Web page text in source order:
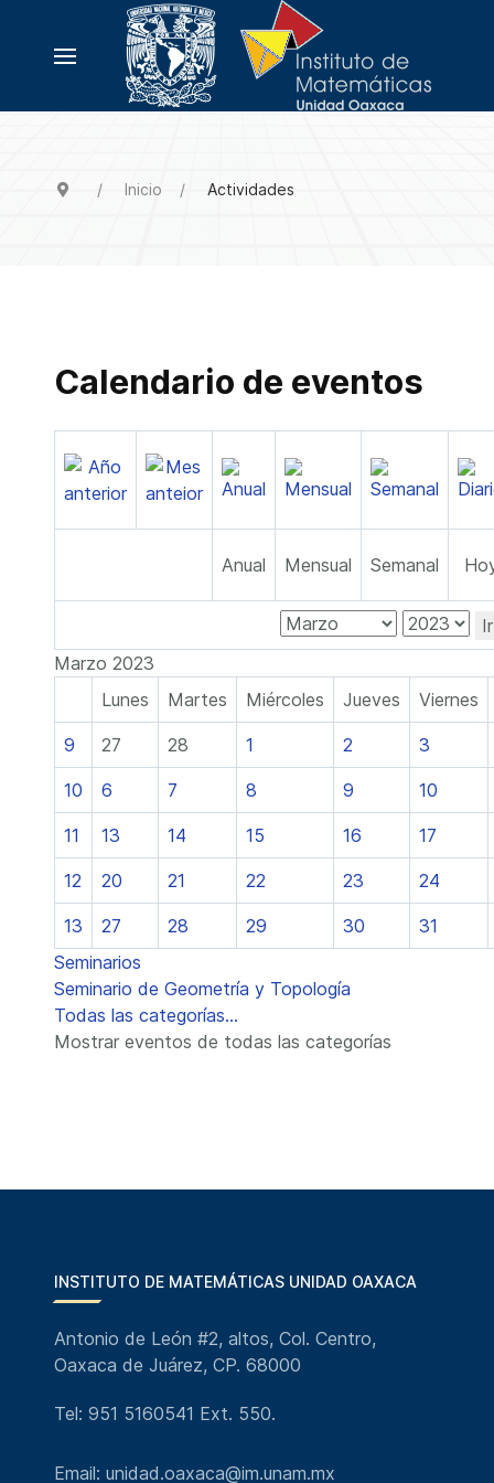
Inicio Actividades
Calendario de eventos
Anual Mensual Semanal
Marzo 2023
Lunes
Martes Miércoles Jueves Viernes
9 27 28 1 2 3
10 6 7 8 9 10
11 13 14 15 16 17
12 20 21 22 23 24
13 27 28 29 30
31
Seminarios
Seminario de Geometría y Topología
Todas las categorías...
Mostrar eventos de todas las categorías
INSTITUTO DE MATEMÁTICAS UNIDAD OAXACA
Antonio de León #2, altos, Col. Centro,
Oaxaca de Juárez, CP. 68000
Tel: 951 5160541 Ext. 550.
Email: unidad.oaxaca@im.unam.mx